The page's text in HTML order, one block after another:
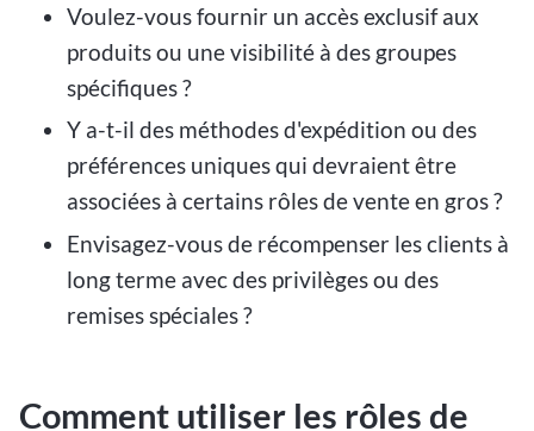
Voulez-vous fournir un accès exclusif aux
produits ou une visibilité à des groupes
spécifiques ?
Y a-t-il des méthodes d'expédition ou des
préférences uniques qui devraient être
associées à certains rôles de vente en gros ?
Envisagez-vous de récompenser les clients à
long terme avec des privilèges ou des
remises spéciales ?
Comment utiliser les rôles de